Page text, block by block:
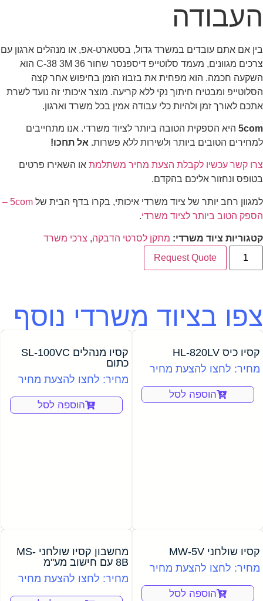
העבודה
בין אם אתם עובדים במשרד גדול, בסטארט-אפ, או מנהלים ארגון עם
צרכים מגוונים, מעמד סלוטייפ דיספנסר שחור 36 C-38 3M הוא
השקעה חכמה. הוא מפחית את בזבוז הזמן בחיפוש אחר קצה
הסלוטייפ ומבטיח חיתוך נקי ללא קריעה. מוצר איכותי זה נועד לשרת
אתכם לאורך זמן ולהיות כלי עבודה אמין בכל משרד וארגון.
5com היא הספקית הטובה ביותר לציוד משרדי. אנו מתחייבים
למחירים הטובים ביותר ולשירות ללא פשרות. אל תחכו!
צרו קשר עכשיו לקבלת הצעת מחיר משתלמת או השאירו פרטים
בטופס ונחזור אליכם בהקדם.
למגוון רחב יותר של ציוד משרדי איכותי, בקרו בדף הבית של
5com –
הספק הטוב ביותר לציוד משרדי.
קטגוריות ציוד משרדי: מתקן לסרטי הדבקה, צרכי משרד
Request Quote
צפו בציוד משרדי נוסף
קסיו כיס HL-820LV
מחיר: לחצו להצעת מחיר
הוספה לסל
קסיו מנהלים SL-100VC
כתום
מחיר: לחצו להצעת מחיר
הוספה לסל
קסיו שולחני MW-5V
מחיר: לחצו להצעת מחיר
הוספה לסל
מחשבון קסיו שולחני MS-
8B עם חישוב מע"מ
מחיר: לחצו להצעת מחיר